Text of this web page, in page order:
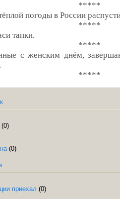
*****
погоды в России
*****
тапки.
*****
с женским днём,
*****
(0)
(0)
приехал (0)